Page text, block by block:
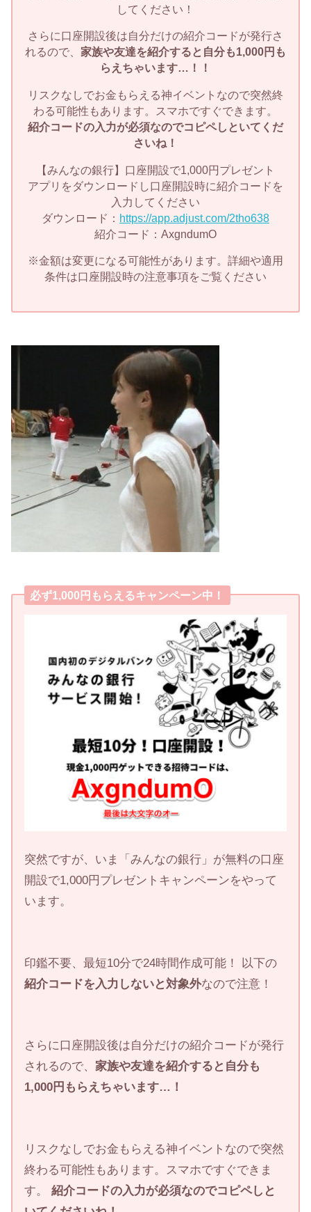
してください！
さらに口座開設後は自分だけの紹介コードが発行さ
れるので、 家族や友達を紹介すると自分も1,000円も
らえちゃいます…！！
リスクなしでお金もらえる神イベントなので突然終
わる可能性もあります。スマホですぐできます。
紹介コードの入力が必須なのでコピペしといてくだ
さいね！
【みんなの銀行】口座開設で1,000円プレゼント
アプリをダウンロードし口座開設時に紹介コードを
入力してください
ダウンロード： https://app.adjust.com/2tho638
紹介コード：AxgndumO
※金額は変更になる可能性があります。詳細や適用
条件は口座開設時の注意事項をご覧ください
必ず1,000円もらえるキャンペーン中！
突然ですが、いま「みんなの銀行」が無料の口座
開設で1,000円プレゼントキャンペーンをやって
います。
印鑑不要、最短10分で24時間作成可能！ 以下の
紹介コードを入力しないと対象外なので注意！
さらに口座開設後は自分だけの紹介コードが発行
されるので、家族や友達を紹介すると自分も
1,000円もらえちゃいます…！
リスクなしでお金もらえる神イベントなので突然
終わる可能性もあります。スマホですぐできま
す。紹介コードの入力が必須なのでコピペしと